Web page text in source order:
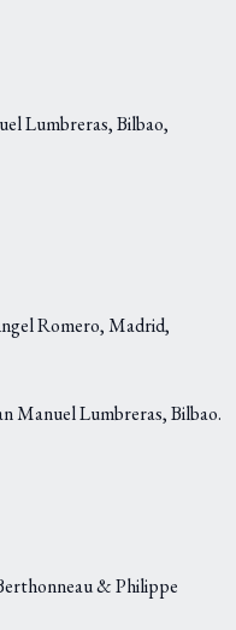
Lumbreras, Bilbao,
Romero, Madrid,
Manuel Lumbreras, Bilbao.
& Philippe